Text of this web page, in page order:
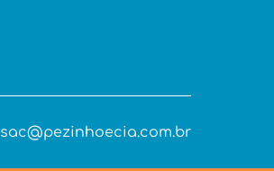
sac@pezinhoecia.com.br